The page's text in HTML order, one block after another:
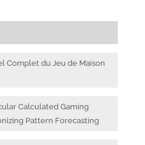
Complet du Jeu de Maison
Calculated Gaming
Pattern Forecasting